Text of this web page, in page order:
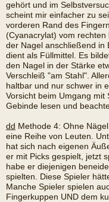
gehört und im
scheint mir einfacher zu
vorderen Rand des
(Cyanacrylat) vom
der Nagel anschließend in
dient als Füllmittel. Es
den Nagel in der Stärke
Verschleiß "am Stahl".
haltbar und nur schwer in
Vorsicht beim Umgang mit
Gebinde lesen und
dd Methode 4: Ohne
eine Reihe von Leuten.
hat sich nach eigenen
er mit Picks gespielt, jetzt
habe er diejenigen
spielten. Diese Spieler
Manche Spieler spielen
Fingerkuppen UND dem